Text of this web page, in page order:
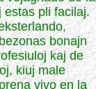
estas pli facilaj.
bonajn
kaj de
kiuj male
vivo en la